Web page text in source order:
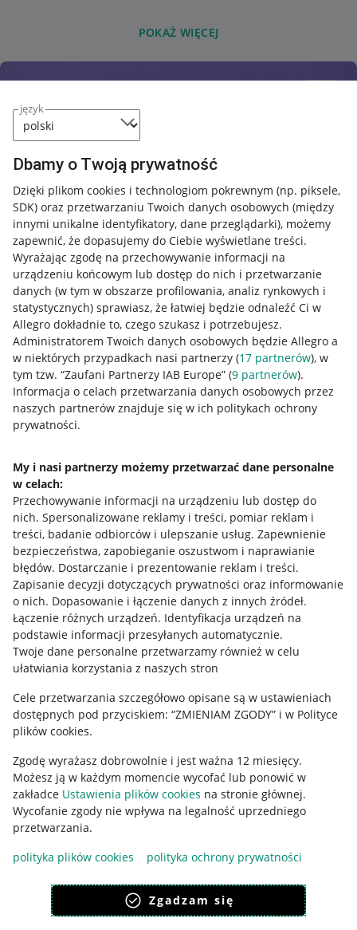
język
Dbamy o Twoją prywatność
Dzięki plikom cookies i technologiom pokrewnym (np. piksele,
SDK) oraz przetwarzaniu Twoich danych osobowych (między
innymi unikalne identyfikatory, dane przeglądarki), możemy
zapewnić, że dopasujemy do Ciebie wyświetlane treści.
Wyrażając zgodę na przechowywanie informacji na
urządzeniu końcowym lub dostęp do nich i przetwarzanie
danych (w tym w obszarze profilowania, analiz rynkowych i
statystycznych) sprawiasz, że łatwiej będzie odnaleźć Ci w
Allegro dokładnie to, czego szukasz i potrzebujesz.
Administratorem Twoich danych osobowych będzie Allegro a
w niektórych przypadkach nasi partnerzy (17 partnerów), w
tym tzw. “Zaufani Partnerzy IAB Europe” (9 partnerów).
Informacja o celach przetwarzania danych osobowych przez
naszych partnerów znajduje się w ich politykach ochrony
prywatności.
My i nasi partnerzy możemy przetwarzać dane personalne
w celach:
Przechowywanie informacji na urządzeniu lub dostęp do
nich. Spersonalizowane reklamy i treści, pomiar reklam i
treści, badanie odbiorców i ulepszanie usług. Zapewnienie
bezpieczeństwa, zapobieganie oszustwom i naprawianie
błędów. Dostarczanie i prezentowanie reklam i treści.
Zapisanie decyzji dotyczących prywatności oraz informowanie
o nich. Dopasowanie i łączenie danych z innych źródeł.
Łączenie różnych urządzeń. Identyfikacja urządzeń na
podstawie informacji przesyłanych automatycznie.
Twoje dane personalne przetwarzamy również w celu
ułatwiania korzystania z naszych stron
Cele przetwarzania szczegółowo opisane są w ustawieniach
dostępnych pod przyciskiem: “ZMIENIAM ZGODY” i w Polityce
plików cookies.
Zgodę wyrażasz dobrowolnie i jest ważna 12 miesięcy.
Możesz ją w każdym momencie wycofać lub ponowić w
zakładce Ustawienia plików cookies na stronie głównej.
Wycofanie zgody nie wpływa na legalność uprzedniego
przetwarzania.
polityka plików cookies
polityka ochrony prywatności
Zgadzam się
POKAŻ WIĘCEJ
Przydatne informacje
Jak to działa
Allegro Gadane dla sprzedających
Allegro Gadane dla kupujących
Mapa miejscowości
Informacje prawne
Regulamin
Polityka plików "cookies"
Ustawienia plików "cookies"
Udostępnianie lokalizacji
Informacje dla Aktu o Usługach Cyfrowych
Pobierz aplikację